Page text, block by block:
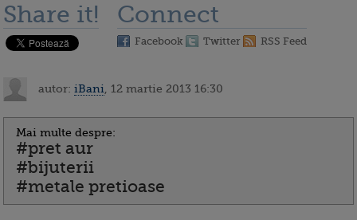
Share it! Connect
Facebook Twitter RSS Feed
autor: iBani , 12 martie 2013 16:30
Mai multe despre:
#pret aur
#bijuterii
#metale pretioase